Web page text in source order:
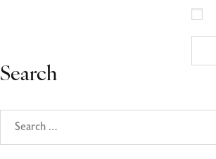
Search